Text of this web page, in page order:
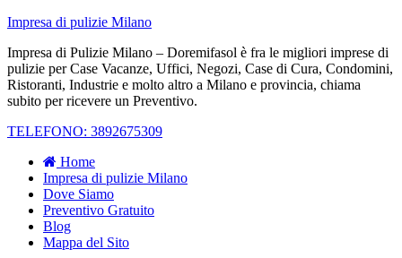
Impresa di pulizie Milano
Impresa di Pulizie Milano – Doremifasol è fra le migliori imprese di
pulizie per Case Vacanze, Uffici, Negozi, Case di Cura, Condomini,
Ristoranti, Industrie e molto altro a Milano e provincia, chiama
subito per ricevere un Preventivo.
TELEFONO: 3892675309
Home
Impresa di pulizie Milano
Dove Siamo
Preventivo Gratuito
Blog
Mappa del Sito